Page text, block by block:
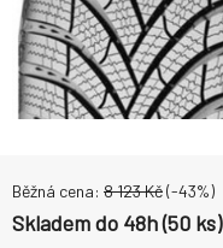
Běžná cena: 8 123Kč(-43%)
Skladem do 48h (50 ks)